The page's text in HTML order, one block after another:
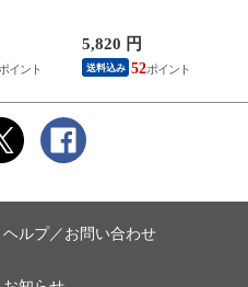
5,820 円
送料込み 52
ヘルプ／お問い合わせ